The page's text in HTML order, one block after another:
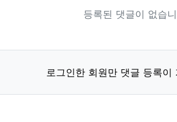
등록된 댓글이 없습
로그인한 회원만 댓글 등록이